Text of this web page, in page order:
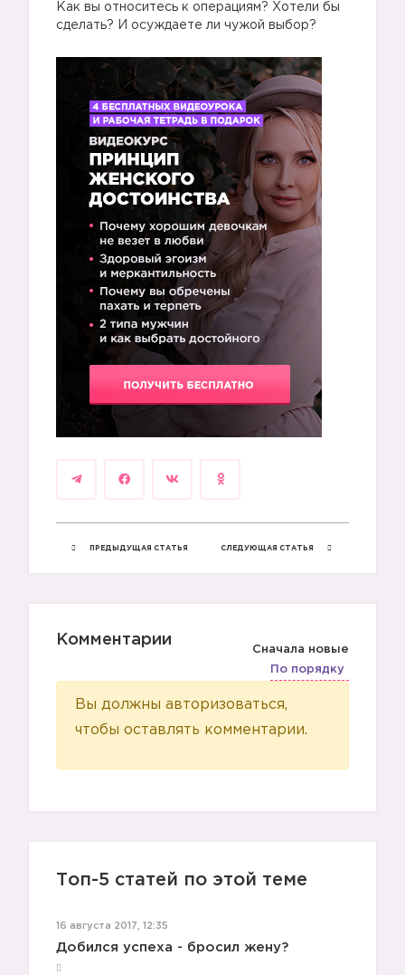
Как вы относитесь к операциям? Хотели бы
сделать? И осуждаете ли чужой выбор?
ПРЕДЫДУЩАЯ СТАТЬЯ СЛЕДУЮЩАЯ СТАТЬЯ
Комментарии
Сначала новые
По порядку
Вы должны авторизоваться,
чтобы оставлять комментарии.
Топ-5 статей по этой теме
16 августа 2017, 12:35
Добился успеха - бросил жену?